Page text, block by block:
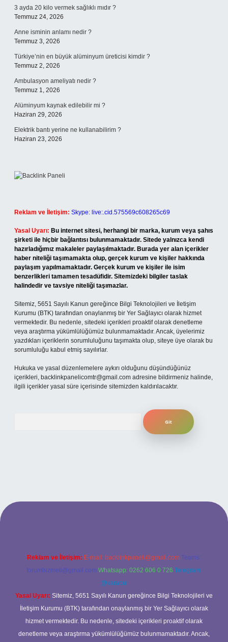
3 ayda 20 kilo vermek sağlıklı mıdır ?
Temmuz 24, 2026
Anne isminin anlamı nedir ?
Temmuz 3, 2026
Türkiye’nin en büyük alüminyum üreticisi kimdir ?
Temmuz 2, 2026
Ambulasyon ameliyatı nedir ?
Temmuz 1, 2026
Alüminyum kaynak edilebilir mi ?
Haziran 29, 2026
Elektrik bantı yerine ne kullanabilirim ?
Haziran 23, 2026
Reklam ve İletişim: Skype: live:.cid.575569c608265c69
Yasal Uyarı: Bu internet sitesi, herhangi bir marka, kurum veya şahıs
şirketi ile hiçbir bağlantısı bulunmamaktadır. Sitede yalnızca kendi
hazırladığımız makaleler paylaşılmaktadır. Burada yer alan içerikler
haber niteliği taşımamakta olup, gerçek kurum ve kişiler hakkında
paylaşım yapılmamaktadır. Gerçek kurum ve kişiler ile isim
benzerlikleri tamamen tesadüfidir. Sitemizdeki bilgiler taslak
halindedir ve tavsiye niteliği taşımazlar.
Sitemiz, 5651 Sayılı Kanun gereğince Bilgi Teknolojileri ve İletişim
Kurumu (BTK) tarafından onaylanmış bir Yer Sağlayıcı olarak hizmet
vermektedir. Bu nedenle, sitedeki içerikleri proaktif olarak denetleme
veya araştırma yükümlülüğümüz bulunmamaktadır. Ancak, üyelerimiz
yazdıkları içeriklerin sorumluluğunu taşımakta olup, siteye üye olarak bu
sorumluluğu kabul etmiş sayılırlar.
Hukuka ve yasal düzenlemelere aykırı olduğunu düşündüğünüz
içerikleri, backlinkpanelicomtr@gmail.com adresine bildirmeniz halinde,
ilgili içerikler yasal süre içerisinde sitemizden kaldırılacaktır.
bahis sitesi
Reklam ve İletişim: E-mail: backlinkpaneli@gmail.com Teams:
forumhizmeti@gmail.com Whatsapp: 0262 606 0 726 Telegram:
@karabul
Yasal Uyarı: Sitemiz, 5651 Sayılı Kanun gereğince Bilgi Teknolojileri ve
İletişim Kurumu (BTK) tarafından onaylanmış bir Yer Sağlayıcı olarak
hizmet vermektedir. Bu nedenle, sitedeki içerikleri proaktif olarak
denetleme veya araştırma yükümlülüğümüz bulunmamaktadır. Ancak,